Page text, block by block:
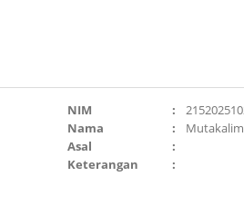
NIM :
Nama
:
Asal
:
Keterangan
: